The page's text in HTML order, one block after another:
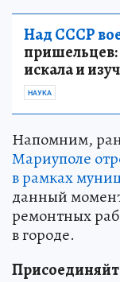
Над СССР
пришельцев:
искала и
НАУКА
Напомним,
Мариуполе
в рамках
данный
ремонтных
в городе.
При